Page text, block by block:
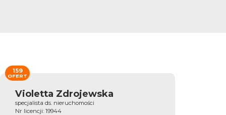
Violetta Zdrojewska
specjalista ds. nieruchomości
Nr licencji: 19944
159
OFERT